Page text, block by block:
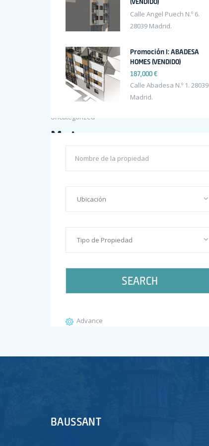
Categories
Construction
Marketing
Uncategorized
Meta
Feed de entradas
Feed de comentarios
WordPress.org
Calle Angel Puech N.º 6.
28039 Madrid.
Promoción I: ABADESA
HOMES (VENDIDO)
187,000 €
Calle Abadesa N.º 1. 28039
Madrid.
SEARCH
Advance
BAUSSANT